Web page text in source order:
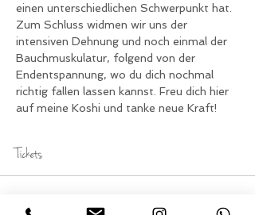
einen unterschiedlichen Schwerpunkt hat.
Zum Schluss widmen wir uns der
intensiven Dehnung und noch einmal der
Bauchmuskulatur, folgend von der
Endentspannung, wo du dich nochmal
richtig fallen lassen kannst. Freu dich hier
auf meine Koshi und tanke neue Kraft!
Tickets